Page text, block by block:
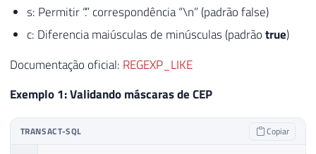
s: Permitir “.” correspondência “\n” (padrão false)
c: Diferencia maiúsculas de minúsculas (padrãotrue)
Documentação oficial: REGEXP_LIKE
Exemplo 1: Validando máscaras de CEP
TRANSACT-SQL Copiar